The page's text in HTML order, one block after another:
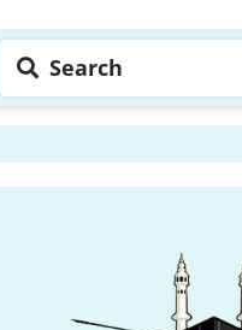
Search